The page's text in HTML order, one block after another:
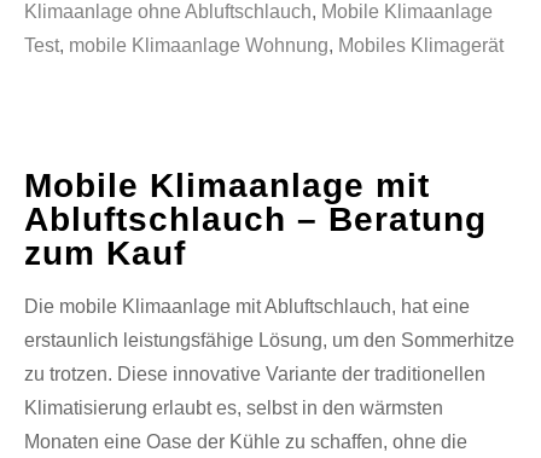
Klimaanlage ohne Abluftschlauch, Mobile Klimaanlage
Test, mobile Klimaanlage Wohnung, Mobiles Klimagerät
Mobile Klimaanlage mit
Abluftschlauch – Beratung
zum Kauf
Die mobile Klimaanlage mit Abluftschlauch, hat eine
erstaunlich leistungsfähige Lösung, um den Sommerhitze
zu trotzen. Diese innovative Variante der traditionellen
Klimatisierung erlaubt es, selbst in den wärmsten
Monaten eine Oase der Kühle zu schaffen, ohne die